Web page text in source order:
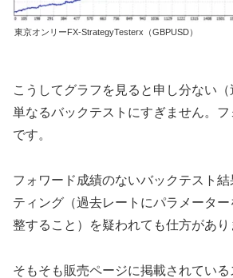
東京オンリーFX-StrategyTesterx（GBPUSD）
こうしてグラフを見ると申し分ない（
単なるバックテストにすぎません。
です。
フォワード成績のないバックテスト
ティング（過去レートにパラメータ
整すること）を疑われても仕方があり
そもそも販売ページに掲載されてい